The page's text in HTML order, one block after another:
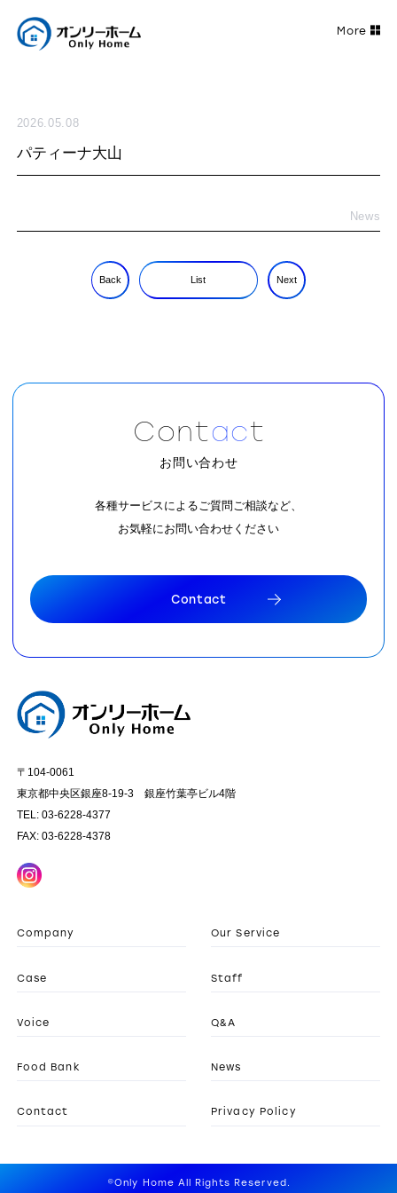
2026.05.08
パティーナ大山
News
Back List Next
Contact
お問い合わせ
各種サービスによるご質問ご相談など、
お気軽にお問い合わせください
Contact
〒104-0061
東京都中央区銀座8-19-3 銀座竹葉亭ビル4階
TEL: 03-6228-4377
FAX: 03-6228-4378
Company Our Service
Case Staff
Voice Q&A
Food Bank News
Contact Privacy Policy
©Only Home All Rights Reserved.